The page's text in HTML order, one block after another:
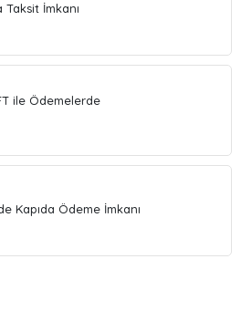
Taksit İmkanı
ile Ödemelerde
Kapıda Ödeme İmkanı